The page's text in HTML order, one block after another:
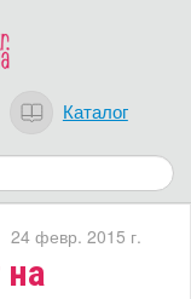
Каталог
на
24 февр. 2015 г.